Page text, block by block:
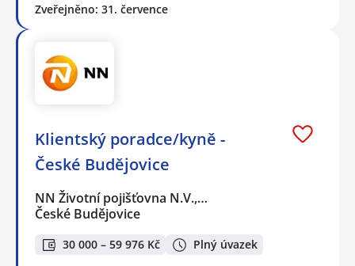
Zveřejněno: 31. července
Klientský poradce/kyně -
České Budějovice
NN Životní pojišťovna N.V.,…
České Budějovice
30 000 – 59 976 Kč Plný úvazek